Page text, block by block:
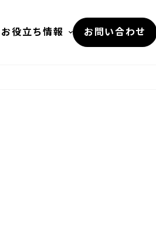
お役立ち情報 お問い合わせ